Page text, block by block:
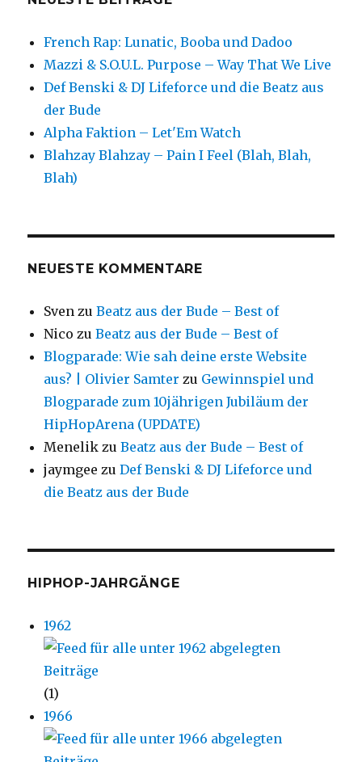
French Rap: Lunatic, Booba und Dadoo
Mazzi & S.O.U.L. Purpose – Way That We Live
Def Benski & DJ Lifeforce und die Beatz aus
der Bude
Alpha Faktion – Let'Em Watch
Blahzay Blahzay – Pain I Feel (Blah, Blah,
Blah)
NEUESTE KOMMENTARE
Sven zuBeatz aus der Bude – Best of
Nico zuBeatz aus der Bude – Best of
Blogparade: Wie sah deine erste Website
aus? | Olivier Samter zu Gewinnspiel und
Blogparade zum 10jährigen Jubiläum der
HipHopArena (UPDATE)
Menelik zuBeatz aus der Bude – Best of
jaymgee zuDef Benski & DJ Lifeforce und
die Beatz aus der Bude
HIPHOP-JAHRGÄNGE
1962
(1)
1966